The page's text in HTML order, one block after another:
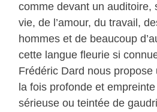
comme devant un auditoire,
vie, de l’amour, du travail,
hommes et de beaucoup
cette langue fleurie si
Frédéric Dard nous
la fois profonde et
sérieuse ou teintée de